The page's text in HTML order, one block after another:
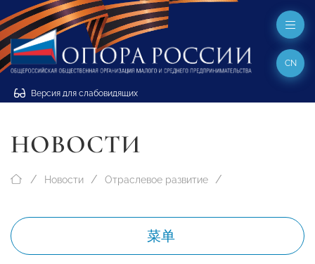
Версия для слабовидящих
CN
НОВОСТИ
Новости Отраслевое развитие
菜单